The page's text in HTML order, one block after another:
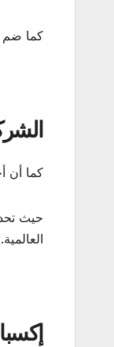
كما ضم المعرض 59 شركة أحادية القرن من الشركات
كما أن
العالمية.
إكسباند نورث